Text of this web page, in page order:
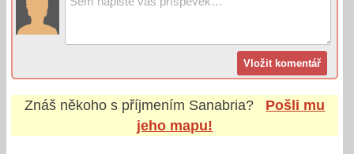
Znáš někoho s příjmením Sanabria?
Pošli mu
jeho mapu!